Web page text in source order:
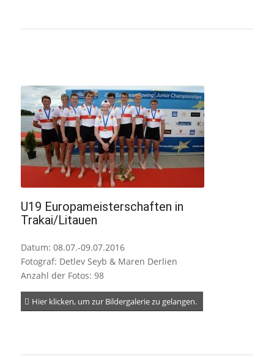
U19 Europameisterschaften in
Trakai/Litauen
Datum: 08.07.-09.07.2016
Fotograf: Detlev Seyb & Maren Derlien
Anzahl der Fotos: 98
Hier klicken, um zur Bildergalerie zu gelangen.